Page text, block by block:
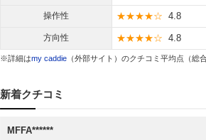
操作性 ★★★★☆ 4.8
方向性 ★★★★☆ 4.8
※詳細はmy caddie （外部サイト）のクチコミ平均点（総
新着クチコミ
MFFA******